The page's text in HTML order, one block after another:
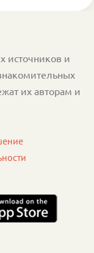
источников и
их авторам и